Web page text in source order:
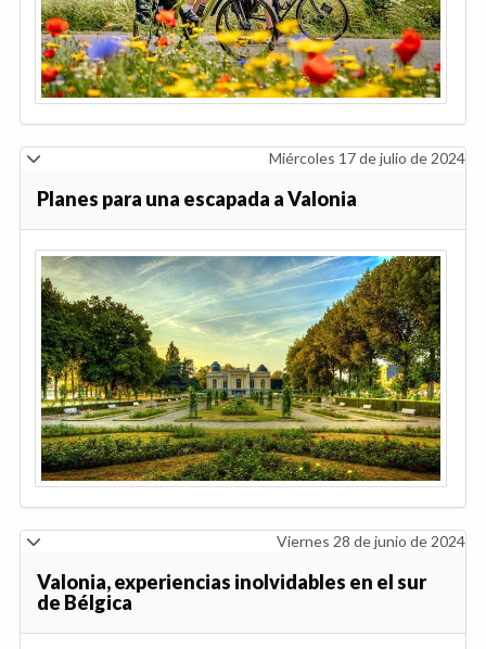
Miércoles 17 de julio de 2024
Planes para una escapada a Valonia
Viernes 28 de junio de 2024
Valonia, experiencias inolvidables en el sur
de Bélgica